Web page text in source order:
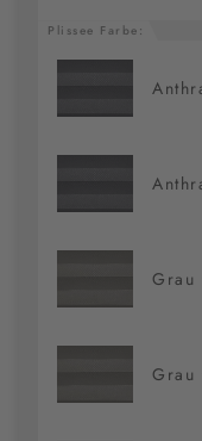
Plissee Farbe:
Grau
Grau